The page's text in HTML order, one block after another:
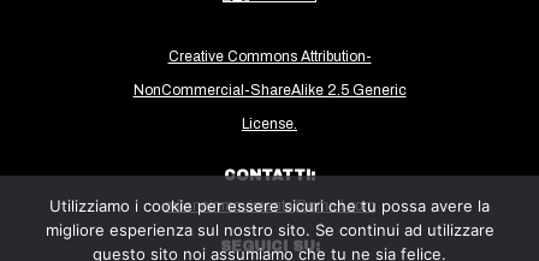
Creative Commons Attribution-
NonCommercial-ShareAlike 2.5 Generic
License.
CONTATTI:
milanoinmovimento@gmail.com
SEGUICI SU:
Utilizziamo i cookie per essere sicuri che tu possa avere la
migliore esperienza sul nostro sito. Se continui ad utilizzare
questo sito noi assumiamo che tu ne sia felice.